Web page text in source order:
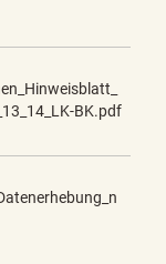
BK.pdf